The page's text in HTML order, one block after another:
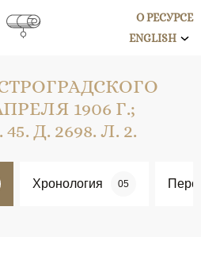
О РЕСУРСЕ
ENGLISH
1906 Г.;
Д. 2698. Л. 2.
Хронология 05